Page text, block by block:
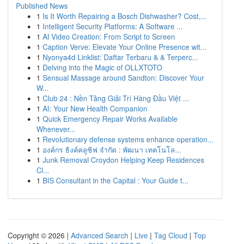
Published News
1 Is It Worth Repairing a Bosch Dishwasher? Cost,...
1 Intelligent Security Platforms: A Software ...
1 AI Video Creation: From Script to Screen
1 Caption Verve: Elevate Your Online Presence wit...
1 Nyonya4d Linklist: Daftar Terbaru & & Terperc...
1 Delving into the Magic of OLLXTOTO
1 Sensual Massage around Sandton: Discover Your
W...
1 Club 24 : Nền Tảng Giải Trí Hàng Đầu Việt ...
1 AI: Your New Health Companion
1 Quick Emergency Repair Works Available
Whenever...
1 Revolutionary defense systems enhance operation...
1 องค์กร ธิงค์คลูซิฟ จำกัด : พัฒนา เทคโนโล...
1 Junk Removal Croydon Helping Keep Residences
Cl...
1 BIS Consultant in the Capital : Your Guide t...
Copyright © 2026 | Advanced Search | Live | Tag Cloud | Top